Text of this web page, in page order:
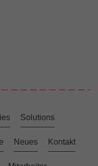
Solutions
Neues Kontakt